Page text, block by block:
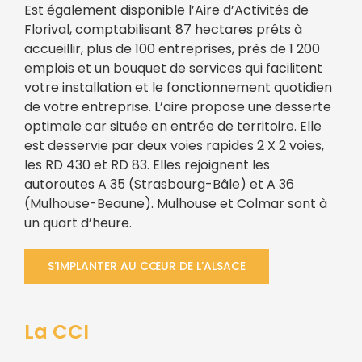
Est également disponible l’Aire d’Activités de
Florival, comptabilisant 87 hectares prêts à
accueillir, plus de 100 entreprises, près de 1 200
emplois et un bouquet de services qui facilitent
votre installation et le fonctionnement quotidien
de votre entreprise. L’aire propose une desserte
optimale car située en entrée de territoire. Elle
est desservie par deux voies rapides 2 X 2 voies,
les RD 430 et RD 83. Elles rejoignent les
autoroutes A 35 (Strasbourg-Bâle) et A 36
(Mulhouse-Beaune). Mulhouse et Colmar sont à
un quart d’heure.
S’IMPLANTER AU CŒUR DE L’ALSACE
La CCI